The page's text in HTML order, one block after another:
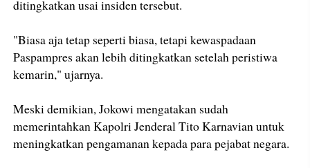
ditingkatkan usai insiden tersebut.
"Biasa aja tetap seperti biasa, tetapi kewaspadaan
Paspampres akan lebih ditingkatkan setelah peristiwa
kemarin," ujarnya.
Meski demikian, Jokowi mengatakan sudah
memerintahkan Kapolri Jenderal Tito Karnavian untuk
meningkatkan pengamanan kepada para pejabat negara.